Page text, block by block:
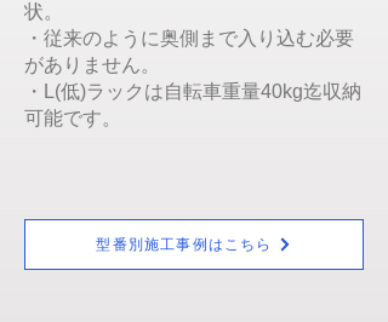
状。
・従来のように奥側まで入り込む必要
がありません。
・L(低)ラックは自転車重量40kg迄収納
可能です。​
型番別施工事例はこちら